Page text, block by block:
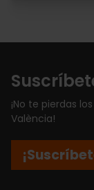
¡No te pierdas
València!